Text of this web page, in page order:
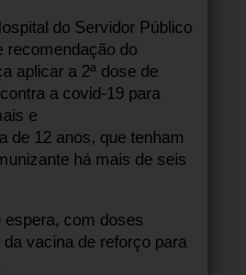
do Servidor Público
recomendação do
aplicar a 2ª dose de
a covid-19 para
e
de 12 anos, que tenham
há mais de seis
espera, com doses
vacina de reforço para